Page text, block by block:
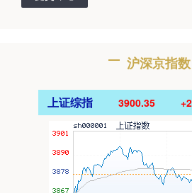
沪深京指数
上证综指 3900.35